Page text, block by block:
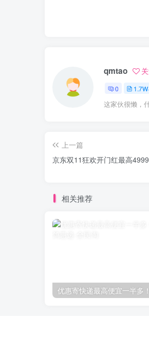
qmtao
0
这家伙很懒，
上一篇
京东双11狂欢开门红最高
相关推荐